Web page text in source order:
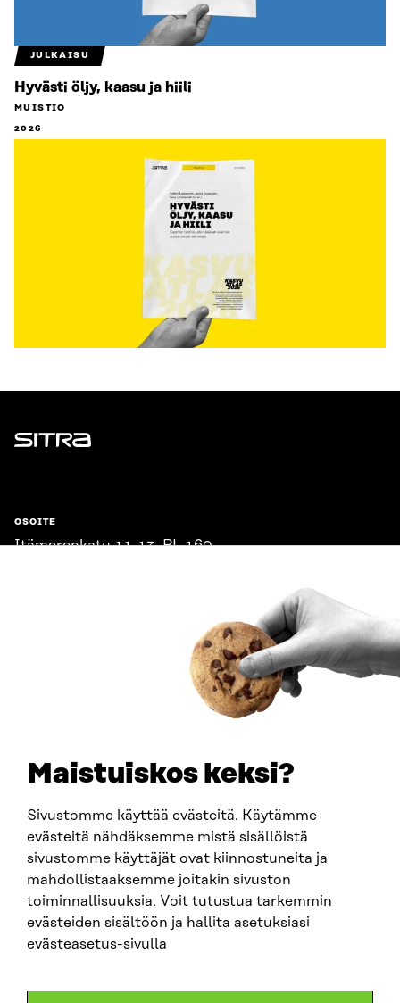
Maistuiskos keksi?
Sivustomme käyttää evästeitä. Käytämme
evästeitä nähdäksemme mistä sisällöistä
sivustomme käyttäjät ovat kiinnostuneita ja
mahdollistaaksemme joitakin sivuston
toiminnallisuuksia. Voit tutustua tarkemmin
evästeiden sisältöön ja hallita asetuksiasi
evästeasetus-sivulla
JULKAISU
Hyvästi öljy, kaasu ja hiili
MUISTIO
2026
Sitra
OSOITE
Itämerenkatu 11-13, PL 160,
SITRA SOSIAALISESSA MEDIASSA
LinkedIn
Instagram
YouTube